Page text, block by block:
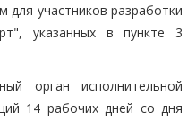
для участников разработки
указанных в пункте 3
орган исполнительной
14 рабочих дней со дня